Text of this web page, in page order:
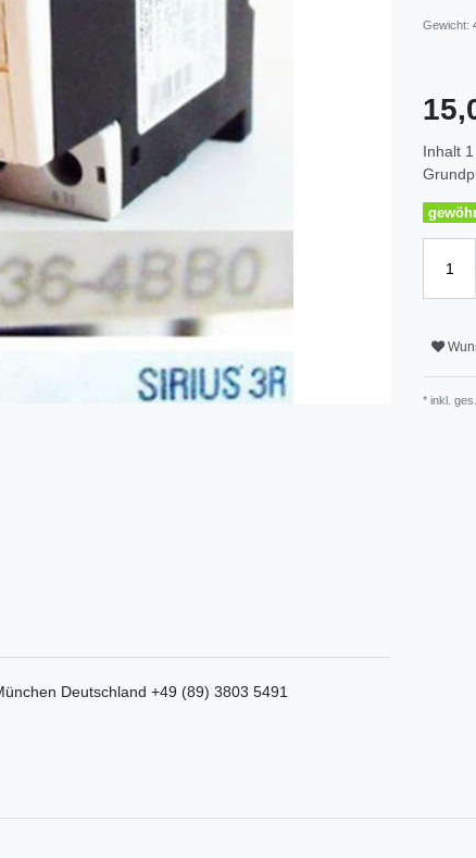
Deutschland +49 (89) 3803 5491
Gewicht:
Inhalt 1
* inkl.